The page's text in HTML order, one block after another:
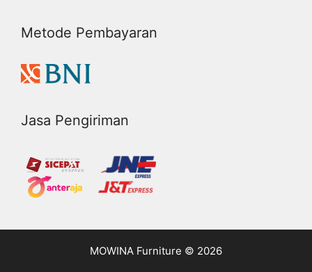
Metode Pembayaran
Jasa Pengiriman
MOWINA Furniture © 2026